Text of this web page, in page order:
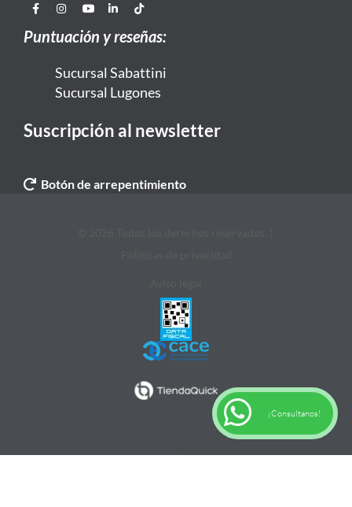
Puntuación y reseñas:
Sucursal Sabattini
Sucursal Lugones
Suscripción al newsletter
Botón de arrepentimiento
¡Consultanos!